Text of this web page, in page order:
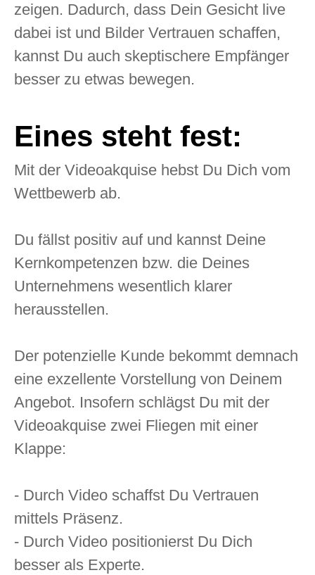
zeigen. Dadurch, dass Dein Gesicht live
dabei ist und Bilder Vertrauen schaffen,
kannst Du auch skeptischere Empfänger
besser zu etwas bewegen.
Eines steht fest:
Mit der Videoakquise hebst Du Dich vom
Wettbewerb ab.
Du fällst positiv auf und kannst Deine
Kernkompetenzen bzw. die Deines
Unternehmens wesentlich klarer
herausstellen.
Der potenzielle Kunde bekommt demnach
eine exzellente Vorstellung von Deinem
Angebot. Insofern schlägst Du mit der
Videoakquise zwei Fliegen mit einer
Klappe:
- Durch Video schaffst Du Vertrauen
mittels Präsenz.
- Durch Video positionierst Du Dich
besser als Experte.